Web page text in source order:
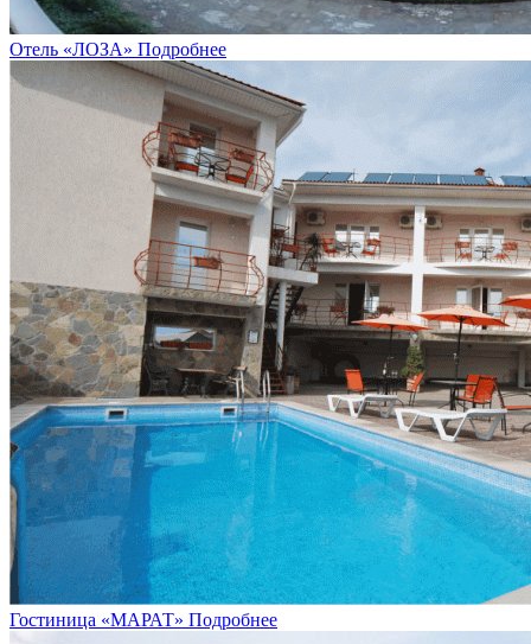
Отель «ЛОЗА» Подробнее
Гостиница «МАРАТ» Подробнее